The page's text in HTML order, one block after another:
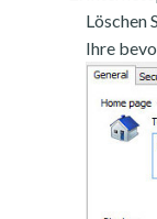
Löschen
Ihre